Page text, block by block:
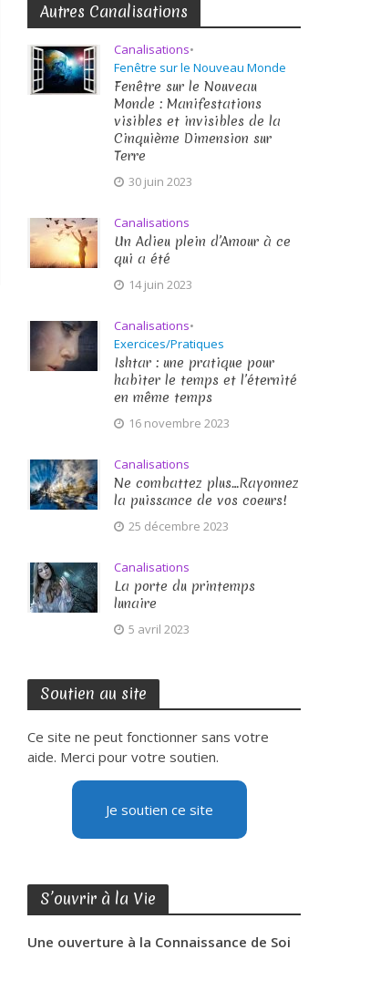
Autres Canalisations
Canalisations•
Fenêtre sur le Nouveau Monde
Fenêtre sur le Nouveau
Monde : Manifestations
visibles et invisibles de la
Cinquième Dimension sur
Terre
30 juin 2023
Canalisations
Un Adieu plein d’Amour à ce
qui a été
14 juin 2023
Canalisations•
Exercices/Pratiques
Ishtar : une pratique pour
habiter le temps et l’éternité
en même temps
16 novembre 2023
Canalisations
Ne combattez plus…Rayonnez
la puissance de vos coeurs!
25 décembre 2023
Canalisations
La porte du printemps
lunaire
5 avril 2023
Soutien au site
Ce site ne peut fonctionner sans votre
aide. Merci pour votre soutien.
Je soutien ce site
S’ouvrir à la Vie
Une ouverture à la Connaissance de Soi